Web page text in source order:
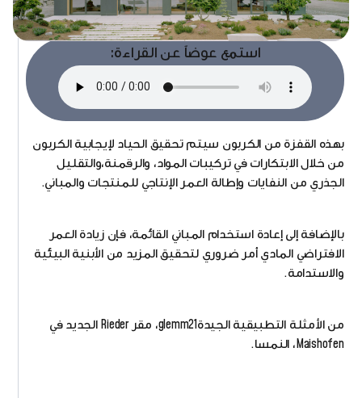
استمع عوضاً عن القراءة:
بهذه القفزة من الكربون سيتم تحقيق الحياد لإيجابية الكربون
من خلال الابتكارات في تركيبات المواد، والرقمنة،والتقليل
الجذري من النفايات وإطالة العمر الإنتاجي للمنتجات والمباني.
بالإضافة إلى إعادة استخدام المباني القائمة، فإن زيادة العمر
الافتراضي المادي أمر ضروري لتحقيق المزيد من الأبنية البيئية
والاستدامة.
من الأمثلة التطبيقية الجيدةglemm21، مقر Rieder الجديد في
Maishofen، النمسا.